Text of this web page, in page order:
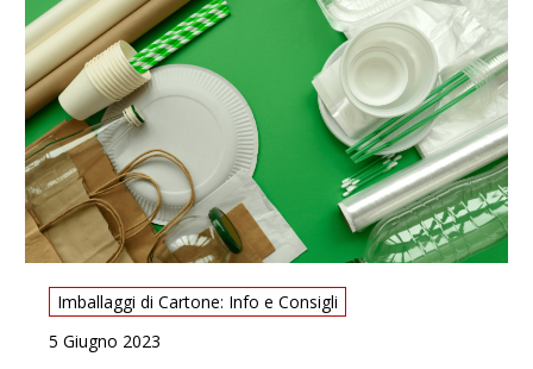
Imballaggi di Cartone: Info e Consigli
5 Giugno 2023